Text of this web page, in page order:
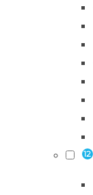
12